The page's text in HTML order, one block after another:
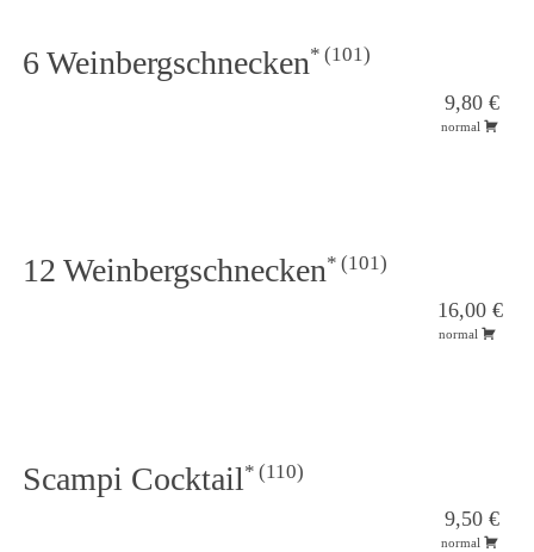
6 Weinbergschnecken 101
9,80 €
normal
12 Weinbergschnecken 101
16,00 €
normal
Scampi Cocktail 110
9,50 €
normal